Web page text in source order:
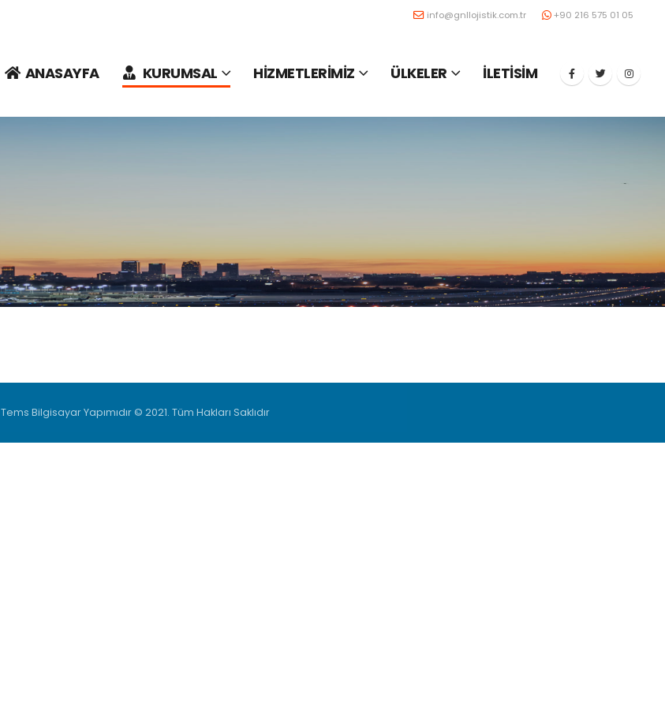
info@gnllojistik.com.tr +90 216 575 01 05
ANASAYFA KURUMSAL HİZMETLERİMİZ ÜLKELER İLETİSİM
Tems Bilgisayar Yapımıdır© 2021. Tüm Hakları Saklıdır